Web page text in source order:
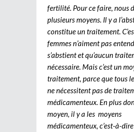
fertilité. Pour ce faire, nous
plusieurs moyens. Il y a
constitue un traitement.
femmes n’aiment pas
s’abstient et qu’aucun
nécessaire. Mais c’est un
traitement, parce que tous
ne nécessitent pas de
médicamenteux. En plus
moyen, il y a les moyens
médicamenteux, c’est-à-